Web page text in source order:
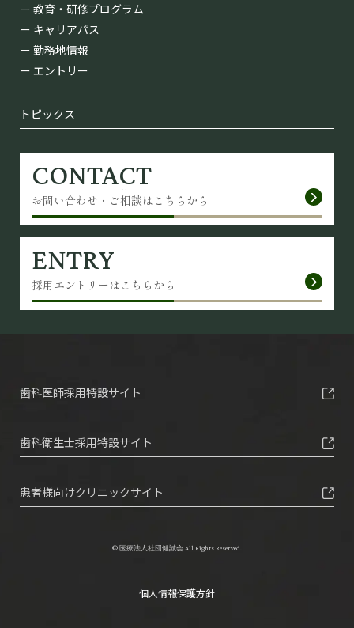
教育・研修プログラム
キャリアパス
勤務地情報
エントリー
トピックス
CONTACT
お問い合わせ・ご相談はこちらから
ENTRY
採用エントリーはこちらから
歯科医師採用特設サイト
歯科衛生士採用特設サイト
患者様向けクリニックサイト
© 医療法人社団健誠会.All Rights Reserved.
個人情報保護方針